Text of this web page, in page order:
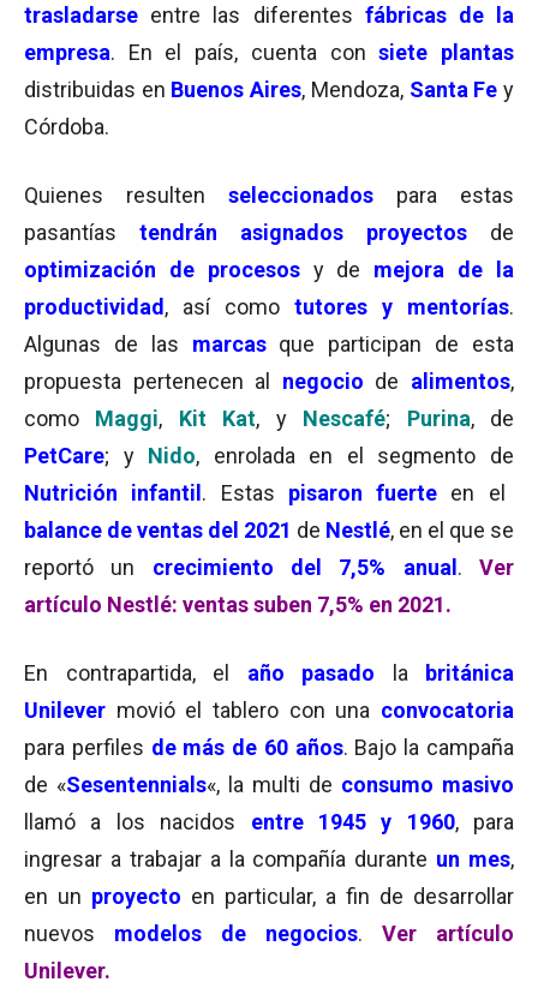
trasladarse entre las diferentes fábricas de la
empresa. En el país, cuenta con siete plantas
distribuidas en Buenos Aires, Mendoza, Santa Fe y
Córdoba.
Quienes resulten seleccionados para estas
pasantías tendrán asignados proyectos de
optimización de procesos y de mejora de la
productividad , así como tutores y mentorías.
Algunas de las marcasque participan de esta
propuesta pertenecen al negocio de alimentos,
como Maggi, Kit Kat, yNescafé; Purina, de
PetCare; yNido, enrolada en el segmento de
Nutrición infantil . Estas pisaron fuerte en el
balance de ventas del 2021 de Nestlé, en el que se
reportó un crecimiento del 7,5% anual .Ver
artículo Nestlé: ventas suben 7,5% en 2021.
En contrapartida, el año pasado la británica
Unilever movió el tablero con una convocatoria
para perfiles de más de 60 años. Bajo la campaña
de «Sesentennials«, la multi de consumo masivo
llamó a los nacidos
entre 1945 y 1960, para
ingresar a trabajar a la compañía durante un mes,
en un proyecto en particular, a fin de desarrollar
nuevos
modelos de negocios. Ver artículo
Unilever.